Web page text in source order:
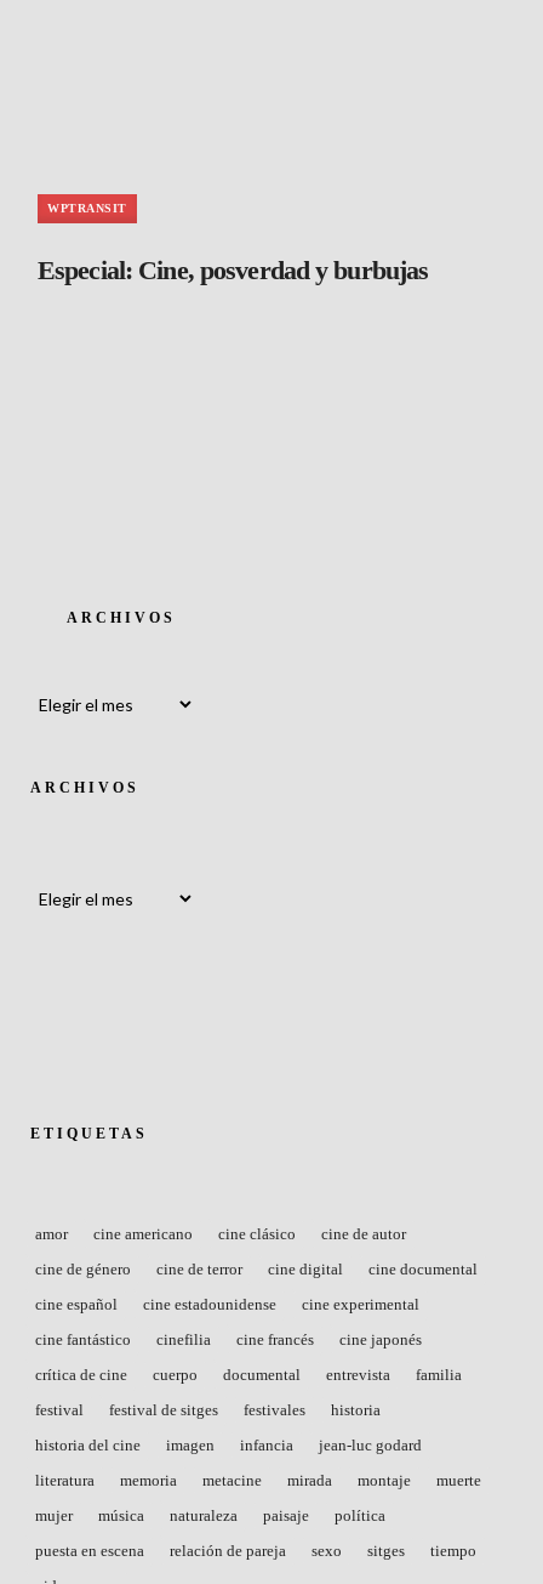
WPTRANSIT
Especial: Cine, posverdad y burbujas
ARCHIVOS
ARCHIVOS
ETIQUETAS
amor cine americano cine clásico
cine de autor
cine de género
cine de terror cine digital
cine documental
cine español
cine estadounidense
cine experimental
cine fantástico
cinefilia cine francés
cine japonés
crítica de cine
cuerpo documental entrevista
familia
festival
festival de sitges festivales
historia
historia del cine
imagen infancia
jean-luc godard
literatura
memoria metacine mirada montaje
muerte
mujer
música naturaleza paisaje
política
puesta en escena
relación de pareja sexo sitges
tiempo